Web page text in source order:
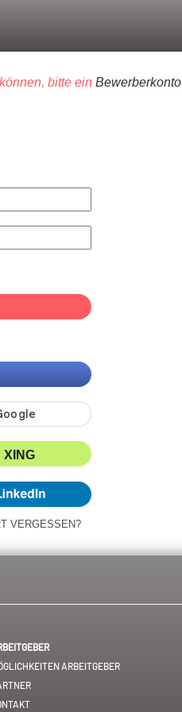
bitte ein Bewerberkonto
XING
VERGESSEN?
ARBEITGEBER